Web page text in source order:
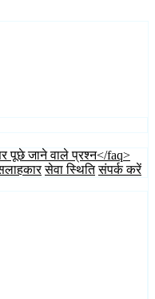
पूछे जाने वाले प्रश्न</faq>
सेवा स्थिति संपर्क करें